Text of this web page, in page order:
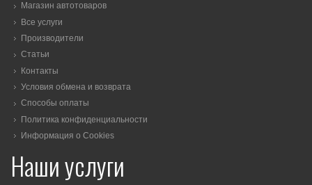
Магазин автотоваров
Все услуги
Производители
Статьи
Контакты
Условия обмена и возврата
Способы оплаты
Политика конфиденциальности
Информация о Cookies
Наши услуги